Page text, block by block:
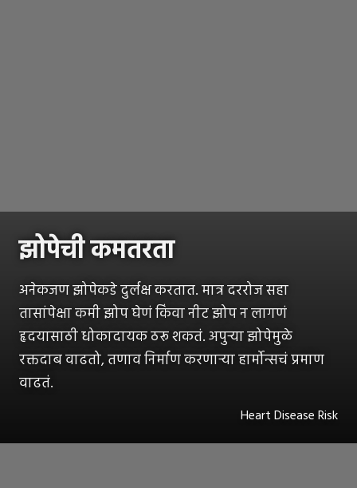
झोपेची कमतरता
अनेकजण झोपेकडे दुर्लक्ष करतात. मात्र दररोज सहा
तासांपेक्षा कमी झोप घेणं किंवा नीट झोप न लागणं
हृदयासाठी धोकादायक ठरू शकतं. अपुऱ्या झोपेमुळे
रक्तदाब वाढतो, तणाव निर्माण करणाऱ्या हार्मोन्सचं प्रमाण
वाढतं.
Heart Disease Risk